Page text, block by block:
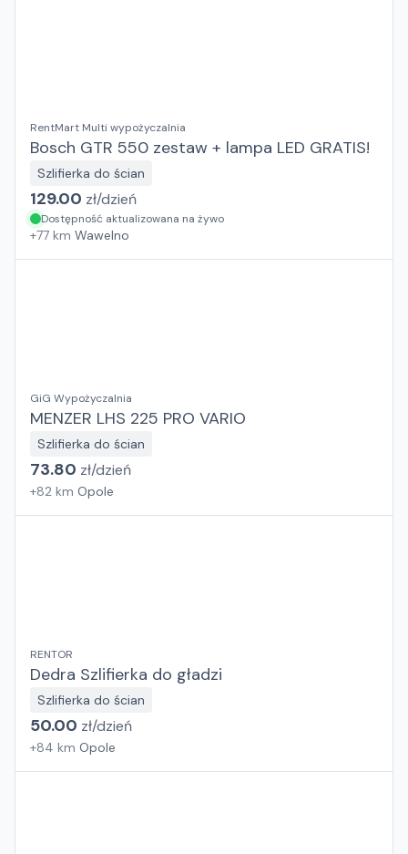
RentMart Multi wypożyczalnia
Bosch GTR 550 zestaw + lampa LED GRATIS!
Szlifierka do ścian
129.00 zł/dzień
Dostępność aktualizowana na żywo
+77 km Wawelno
GiG Wypożyczalnia
MENZER LHS 225 PRO VARIO
Szlifierka do ścian
73.80 zł/dzień
+82 km Opole
RENTOR
Dedra Szlifierka do gładzi
Szlifierka do ścian
50.00 zł/dzień
+84 km Opole